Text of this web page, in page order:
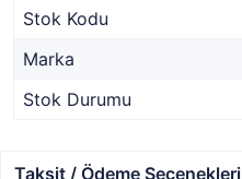
Stok Kodu
Marka
Stok Durumu
Taksit / Ödeme Seçenekleri